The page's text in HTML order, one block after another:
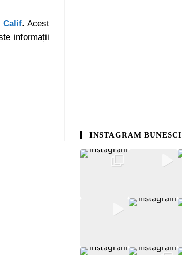
Calif. Acest
informații
INSTAGRAM